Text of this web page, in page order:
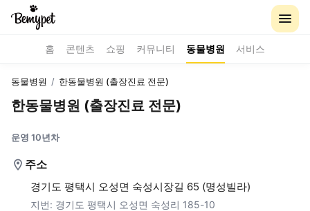
홈 콘텐츠 쇼핑 커뮤니티 동물병원 서비스
동물병원 / 한동물병원 (출장진료 전문)
한동물병원 (출장진료 전문)
운영 10년차
주소
경기도 평택시 오성면 숙성시장길 65 (명성빌라)
지번: 경기도 평택시 오성면 숙성리 185-10